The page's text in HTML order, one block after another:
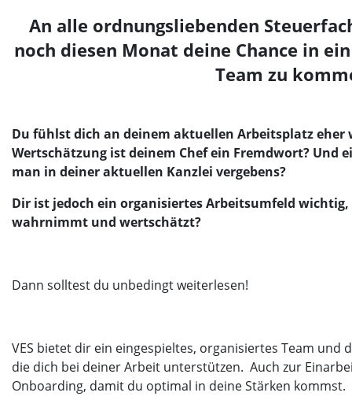
An alle ordnungsliebenden
noch diesen Monat deine Chance in
Team zu
Du fühlst dich an deinem aktuellen Arbeitsplatz eher
Wertschätzung ist deinem Chef ein Fremdwort? Und
man in deiner aktuellen Kanzlei vergebens?
Dir ist jedoch ein organisiertes Arbeitsumfeld
wahrnimmt und wertschätzt?
Dann solltest du unbedingt weiterlesen!
VES bietet dir ein eingespieltes, organisiertes Team und
die dich bei deiner Arbeit unterstützen. Auch zur
Onboarding, damit du optimal in deine Stärken kommst.